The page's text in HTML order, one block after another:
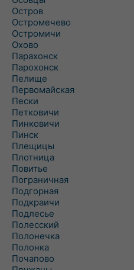
Остров
Остромечево
Остромичи
Охово
Парахонск
Парохонск
Пелище
Первомайская
Пески
Петковичи
Пинковичи
Пинск
Плещицы
Плотница
Повитье
Пограничная
Подгорная
Подкраичи
Подлесье
Полесский
Полонечка
Полонка
Почапово